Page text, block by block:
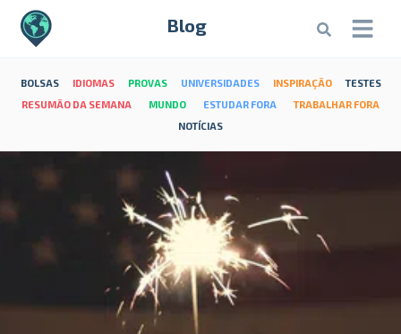
Blog
BOLSAS IDIOMAS PROVAS UNIVERSIDADES INSPIRAÇÃO
TESTES
RESUMÃO DA SEMANA
MUNDO ESTUDAR FORA
TRABALHAR FORA
NOTÍCIAS